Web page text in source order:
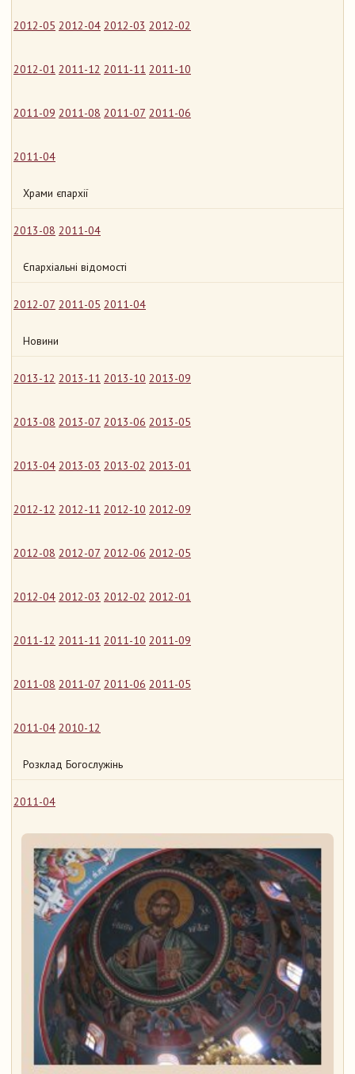
2012-05 2012-04 2012-03 2012-02
2012-01 2011-12 2011-11 2011-10
2011-09 2011-08 2011-07 2011-06
2011-04
Храми єпархії
2013-08 2011-04
Єпархіальні відомості
2012-07 2011-05 2011-04
Новини
2013-12 2013-11 2013-10 2013-09
2013-08 2013-07 2013-06 2013-05
2013-04 2013-03 2013-02 2013-01
2012-12 2012-11 2012-10 2012-09
2012-08 2012-07 2012-06 2012-05
2012-04 2012-03 2012-02 2012-01
2011-12 2011-11 2011-10 2011-09
2011-08 2011-07 2011-06 2011-05
2011-04 2010-12
Розклад Богослужінь
2011-04